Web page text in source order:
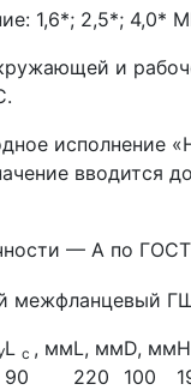
1,6*; 2,5*; 4,0*
и
исполнение
вводится
— А по
L c , ммL, ммD, мм
90 220 100